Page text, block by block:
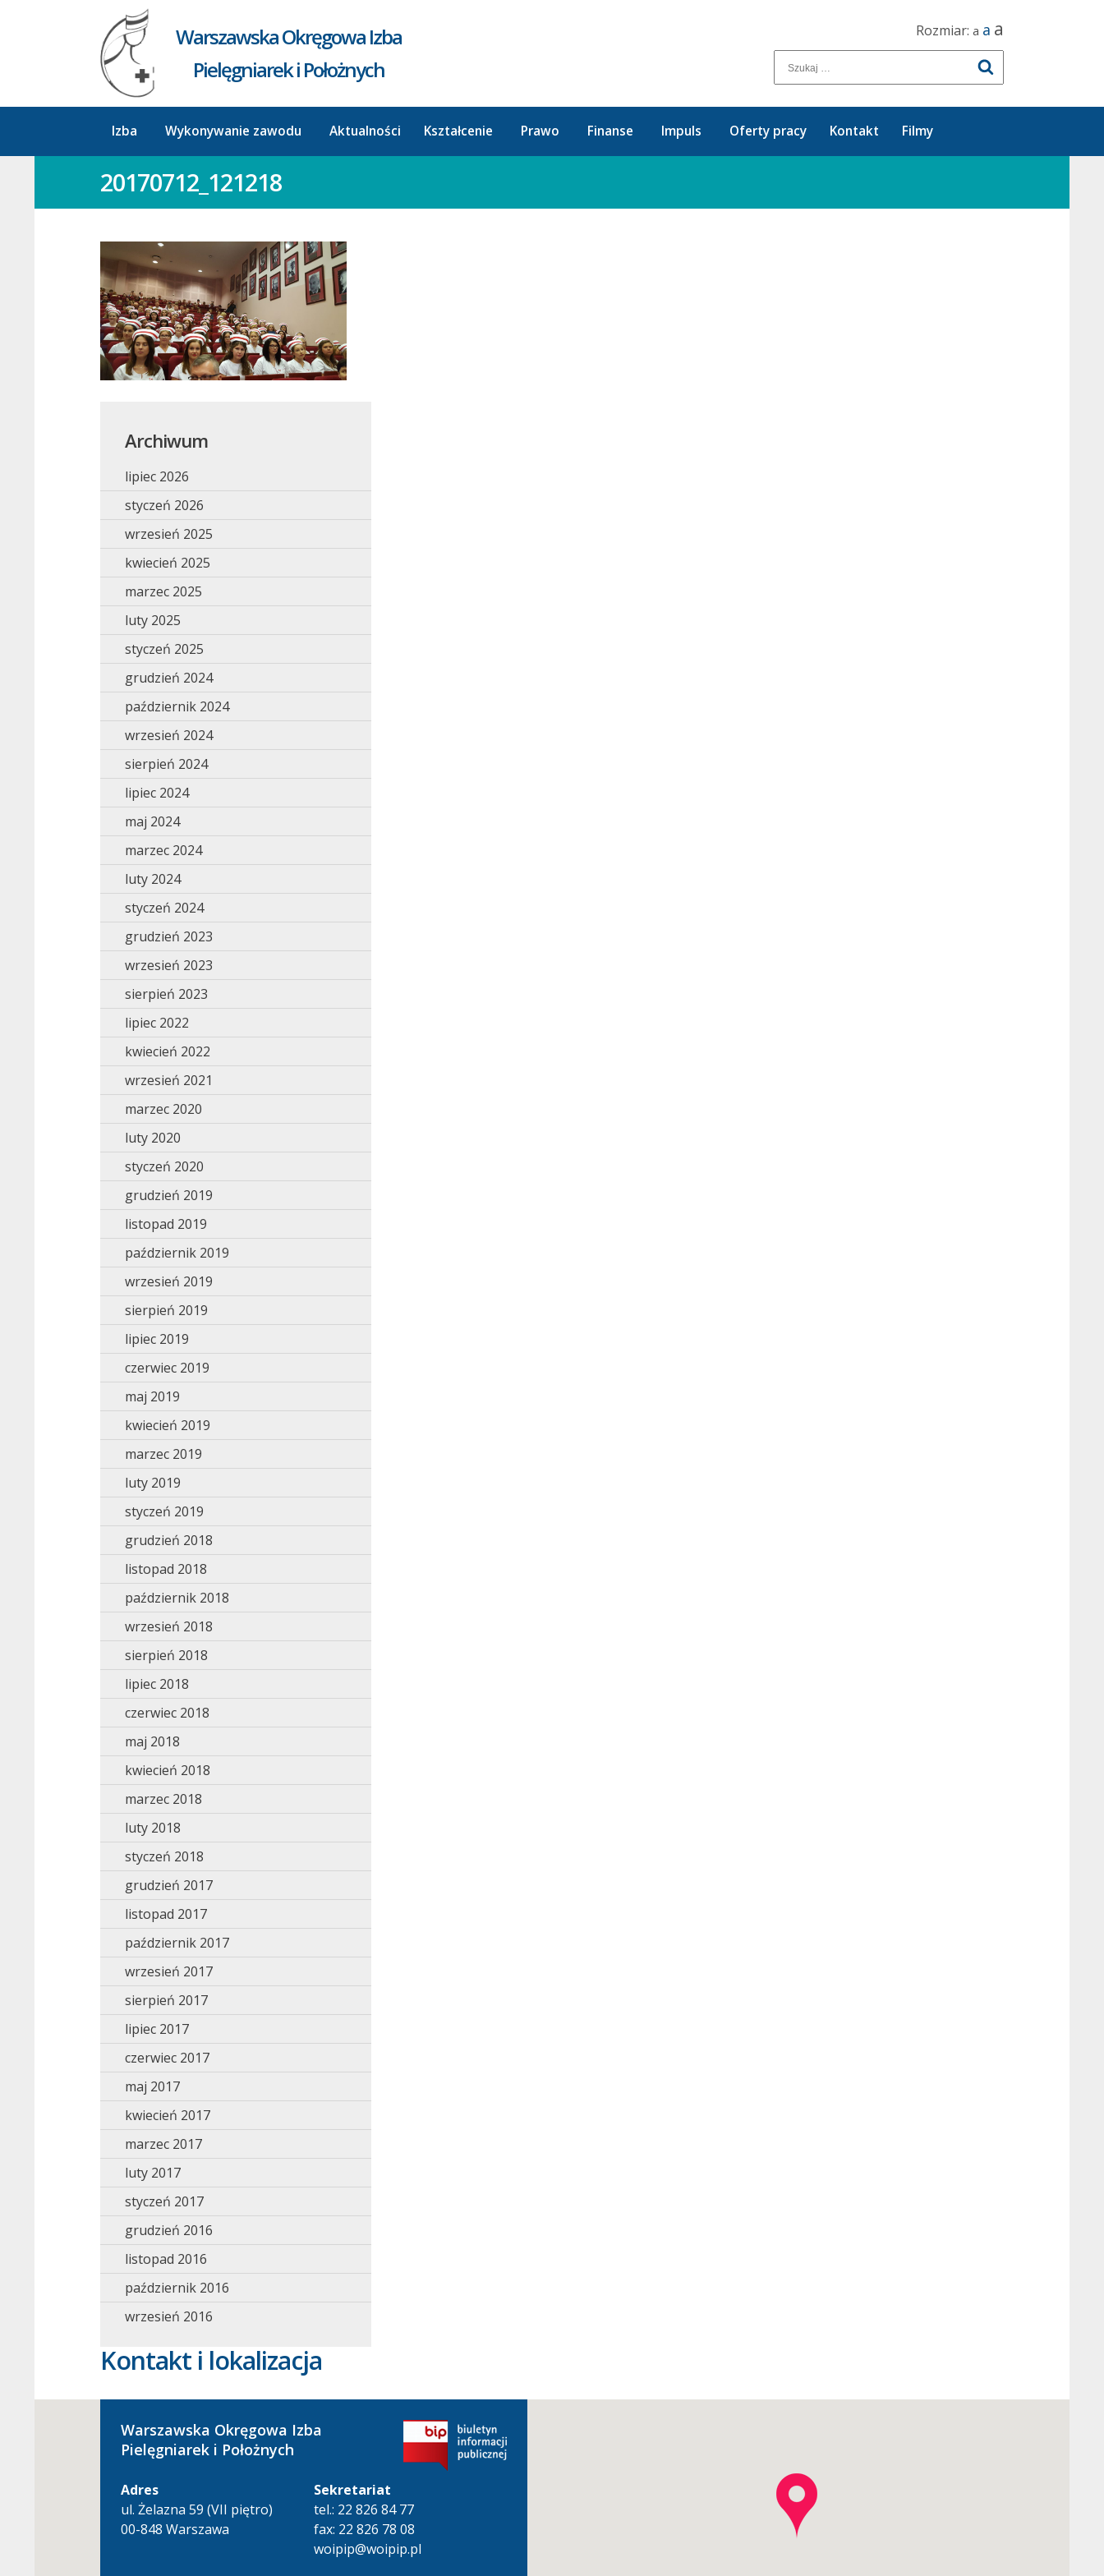
Warszawska Okręgowa Izba
Pielęgniarek i Położnych
Rozmiar: a a a
Izba Wykonywanie zawodu Aktualności Kształcenie Prawo Finanse Impuls Oferty pracy Kontakt Filmy
20170712_121218
Archiwum
lipiec 2026
styczeń 2026
wrzesień 2025
kwiecień 2025
marzec 2025
luty 2025
styczeń 2025
grudzień 2024
październik 2024
wrzesień 2024
sierpień 2024
lipiec 2024
maj 2024
marzec 2024
luty 2024
styczeń 2024
grudzień 2023
wrzesień 2023
sierpień 2023
lipiec 2022
kwiecień 2022
wrzesień 2021
marzec 2020
luty 2020
styczeń 2020
grudzień 2019
listopad 2019
październik 2019
wrzesień 2019
sierpień 2019
lipiec 2019
czerwiec 2019
maj 2019
kwiecień 2019
marzec 2019
luty 2019
styczeń 2019
grudzień 2018
listopad 2018
październik 2018
wrzesień 2018
sierpień 2018
lipiec 2018
czerwiec 2018
maj 2018
kwiecień 2018
marzec 2018
luty 2018
styczeń 2018
grudzień 2017
listopad 2017
październik 2017
wrzesień 2017
sierpień 2017
lipiec 2017
czerwiec 2017
maj 2017
kwiecień 2017
marzec 2017
luty 2017
styczeń 2017
grudzień 2016
listopad 2016
październik 2016
wrzesień 2016
Kontakt i lokalizacja
Warszawska Okręgowa Izba
Pielęgniarek i Położnych
Adres
ul. Żelazna 59 (VII piętro)
00-848 Warszawa
Sekretariat
tel.: 22 826 84 77
fax: 22 826 78 08
woipip@woipip.pl